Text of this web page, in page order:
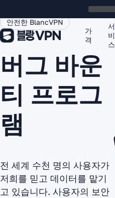
가
격
서
비
스
안전한 BlancVPN
버그 바운
티 프로그
램
전 세계 수천 명의 사용자가
저희를 믿고 데이터를 맡기
고 있습니다. 사용자의 보안